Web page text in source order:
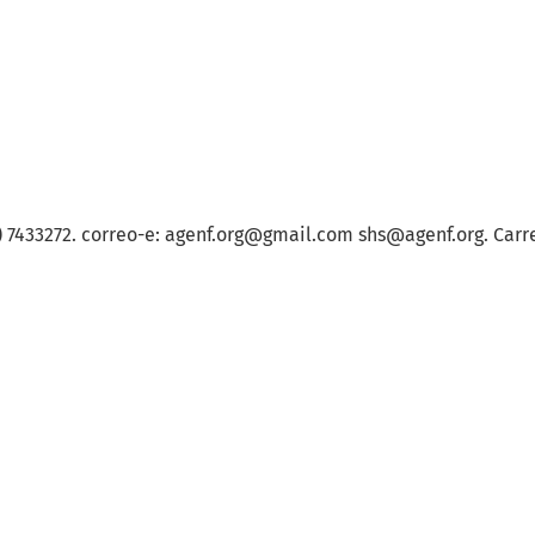
correo-e: agenf.org@gmail.com shs@agenf.org.